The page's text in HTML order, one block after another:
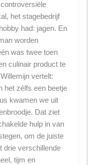
het stagebedrijf
had: jagen. En
worden
was twee toen
culinair product te
vertelt:
het zélfs een beetje
kwamen we uit
Dat ziet
hulp in van
om de juiste
drie verschillende
tijm en